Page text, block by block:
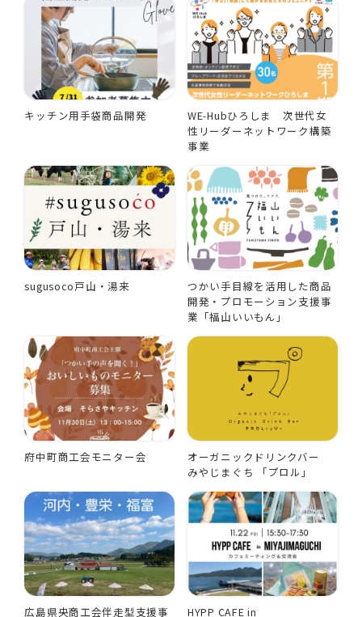
キッチン用手袋商品開発
WE-Hubひろしま 次世代女
性リーダーネットワーク構築
事業
sugusoco戸山・湯来
つかい手目線を活用した商品
開発・プロモーション支援事
業「福山いいもん」
府中町商工会モニター会
オーガニックドリンクバー
みやじまぐち 「プロル」
広島県央商工会伴走型支援事
HYPP CAFE in